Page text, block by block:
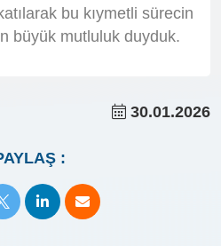
bu kıymetli sürecin
büyük mutluluk duyduk.
30.01.2026
: